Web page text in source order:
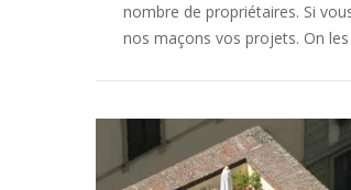
nombre de propriétaires. Si
nos maçons vos projets. On